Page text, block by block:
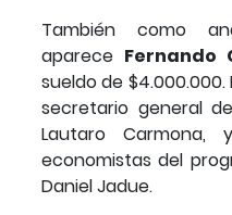
También como
aparece Fernando
sueldo de
secretario general
Lautaro
economistas del
Daniel Jadue.